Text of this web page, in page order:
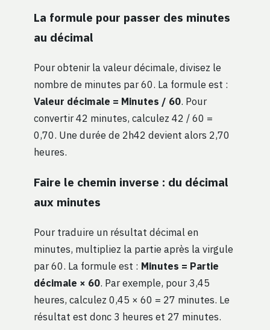
La formule pour passer des minutes
au décimal
Pour obtenir la valeur décimale, divisez le
nombre de minutes par 60. La formule est :
Valeur décimale = Minutes / 60. Pour
convertir 42 minutes, calculez 42 / 60 =
0,70. Une durée de 2h42 devient alors 2,70
heures.
Faire le chemin inverse : du décimal
aux minutes
Pour traduire un résultat décimal en
minutes, multipliez la partie après la virgule
par 60. La formule est : Minutes = Partie
décimale × 60. Par exemple, pour 3,45
heures, calculez 0,45 × 60 = 27 minutes. Le
résultat est donc 3 heures et 27 minutes.